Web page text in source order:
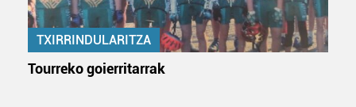
TXIRRINDULARITZA
Tourreko goierritarrak